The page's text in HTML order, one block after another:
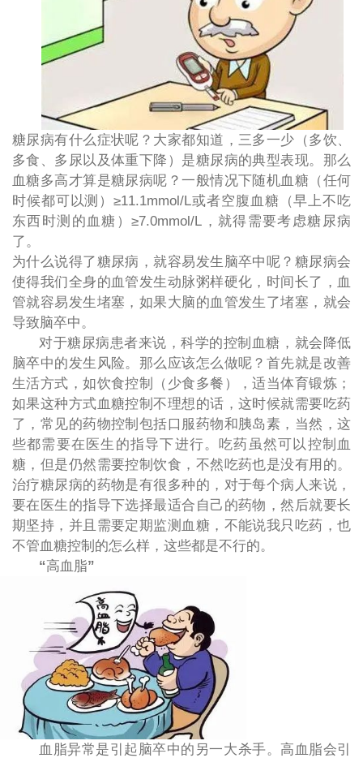
糖尿病有什么症状呢？大家都知道，三多一少（多饮、
多食、多尿以及体重下降）是糖尿病的典型表现。那么
血糖多高才算是糖尿病呢？一般情况下随机血糖（任何
时候都可以测）≥11.1mmol/L或者空腹血糖（早上不吃
东西时测的血糖）≥7.0mmol/L，就得需要考虑糖尿病
了。
为什么说得了糖尿病，就容易发生脑卒中呢？糖尿病会
使得我们全身的血管发生动脉粥样硬化，时间长了，血
管就容易发生堵塞，如果大脑的血管发生了堵塞，就会
导致脑卒中。
对于糖尿病患者来说，科学的控制血糖，就会降低
脑卒中的发生风险。那么应该怎么做呢？首先就是改善
生活方式，如饮食控制（少食多餐），适当体育锻炼；
如果这种方式血糖控制不理想的话，这时候就需要吃药
了，常见的药物控制包括口服药物和胰岛素，当然，这
些都需要在医生的指导下进行。吃药虽然可以控制血
糖，但是仍然需要控制饮食，不然吃药也是没有用的。
治疗糖尿病的药物是有很多种的，对于每个病人来说，
要在医生的指导下选择最适合自己的药物，然后就要长
期坚持，并且需要定期监测血糖，不能说我只吃药，也
不管血糖控制的怎么样，这些都是不行的。
“高血脂”
血脂异常是引起脑卒中的另一大杀手。高血脂会引